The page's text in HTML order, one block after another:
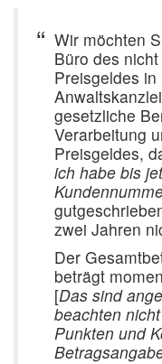
Wir möchten
Büro des
Preisgeldes
gesetzliche
Verarbeitung
Preisgeldes,
ich habe bis
zwei Jahren
Der
beträgt
[Das sind
beachten
Punkten und